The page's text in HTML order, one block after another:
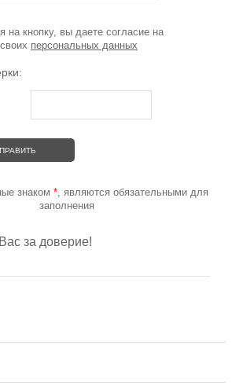
на кнопку, вы даете согласие на
персональных данных
знаком *, являются обязательными для
заполнения
за доверие!